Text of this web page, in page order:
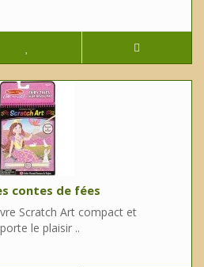
contes de fées
Scratch Art compact et
le plaisir ..